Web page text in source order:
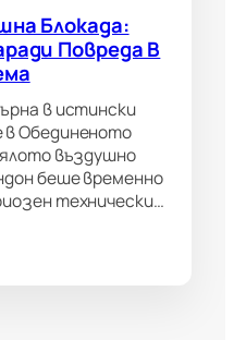
Блокада:
Повреда В
в истински
Обединеното
въздушно
беше временно
технически…